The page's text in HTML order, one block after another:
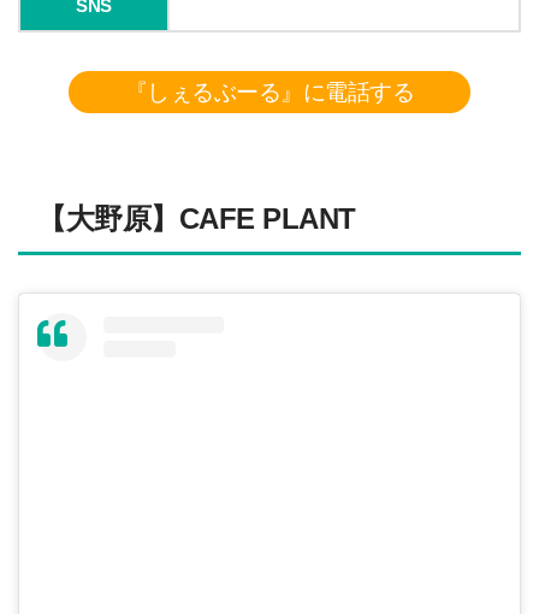
SNS
『しぇるぶーる』に電話する
【大野原】CAFE PLANT